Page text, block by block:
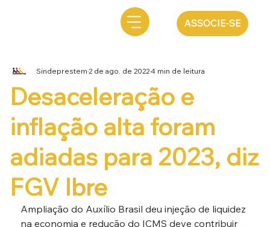
ASSOCIE-SE
Desaceleração e
inflação alta foram
adiadas para 2023, diz
FGV Ibre
Sindeprestem2 de ago. de 20224 min de leitura
Ampliação do Auxílio Brasil deu injeção de liquidez
na economia e redução do ICMS deve contribuir